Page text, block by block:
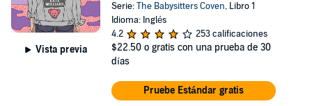
Vista previa
Serie:The Babysitters Coven, Libro 1
Idioma: Inglés
4.2
253 calificaciones
$22.50 o gratis con una prueba de 30
días
Pruebe Estándar gratis